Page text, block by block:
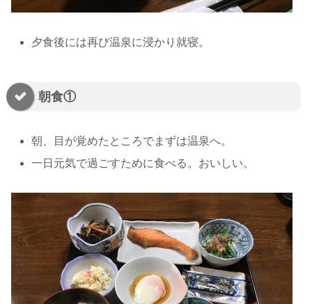
夕食後には再び温泉に浸かり就寝。
朝食①
朝、目が覚めたところでまずは温泉へ。
一日元気で過ごすために食べる。おいしい。